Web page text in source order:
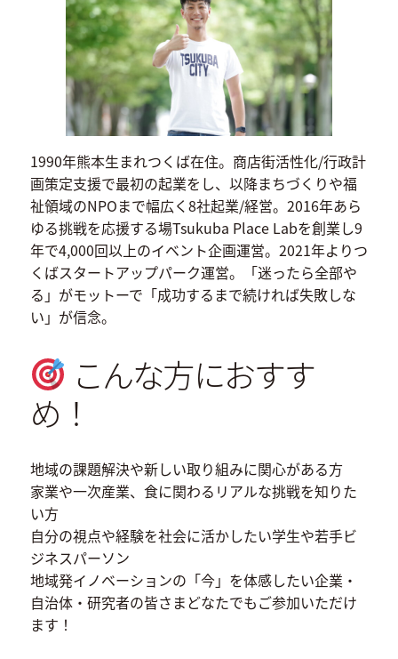
1990年熊本生まれつくば在住。商店街活性化/行政計
画策定支援で最初の起業をし、以降まちづくりや福
祉領域のNPOまで幅広く8社起業/経営。2016年あら
ゆる挑戦を応援する場Tsukuba Place Labを創業し9
年で4,000回以上のイベント企画運営。2021年よりつ
くばスタートアップパーク運営。「迷ったら全部や
る」がモットーで「成功するまで続ければ失敗しな
い」が信念。
こんな方におすす
め！
地域の課題解決や新しい取り組みに関心がある方
家業や一次産業、食に関わるリアルな挑戦を知りた
い方
自分の視点や経験を社会に活かしたい学生や若手ビ
ジネスパーソン
地域発イノベーションの「今」を体感したい企業・
自治体・研究者の皆さまどなたでもご参加いただけ
ます！